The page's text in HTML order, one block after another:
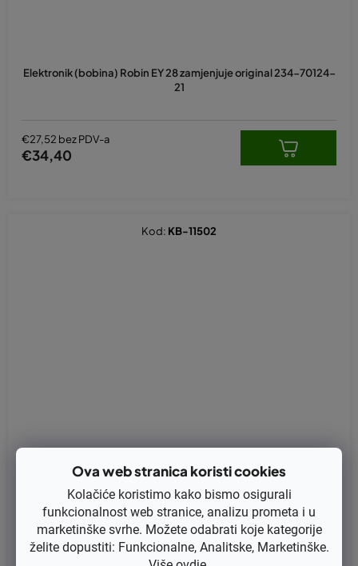
Ova web stranica koristi cookies
Kolačiće koristimo kako bismo osigurali
funkcionalnost web stranice, analizu prometa i u
marketinške svrhe. Možete odabrati koje kategorije
želite dopustiti: Funkcionalne, Analitske, Marketinške.
Elektronik (bobina) Robin EY 28 zamjenjuje original 234-70124-
21
€27,52 bez PDV-a
€34,40
Elektronik (bobina) Robin EY 20 (zamjenjuje original 227-79460
-11)
Kod: KB-11502